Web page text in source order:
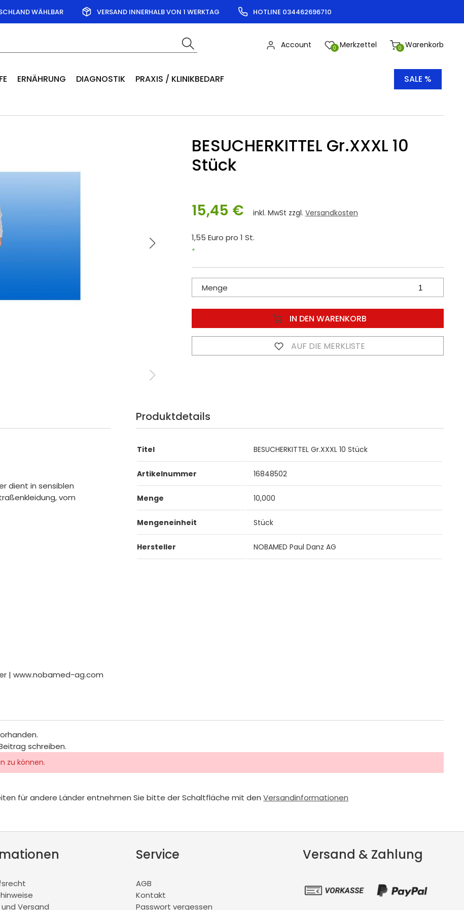
WÄHLBAR VERSAND INNERHALB VON 1 WERKTAG HOTLINE 034462696710
0 Warenkorb
0 Merkzettel
Account
ERNÄHRUNG DIAGNOSTIK PRAXIS / KLINIKBEDARF SALE %
BESUCHERKITTEL Gr.XXXL 10
Stück
15,45 € inkl. MwSt zzgl. Versandkosten
1,55 Euro pro 1 St.
*
Menge
IN DEN WARENKORB
AUF DIE MERKLISTE
dient in sensiblen
vom
| www.nobamed-ag.com
Produktdetails
Titel BESUCHERKITTEL Gr.XXXL 10 Stück
Artikelnummer 16848502
Menge 10,000
Mengeneinheit Stück
Hersteller NOBAMED Paul Danz AG
schreiben.
zu können.
für andere Länder entnehmen Sie bitte der Schaltfläche mit denVersandinformationen
Versand
Service
AGB
Kontakt
Passwort vergessen
Versand & Zahlung